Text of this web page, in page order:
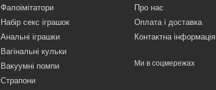
Фалоімітатори
Набір секс іграшок
Анальні іграшки
Вагінальні кульки
Вакуумні помпи
Страпони
Про нас
Оплата і доставка
Контактна інформація
Ми в соцмережах